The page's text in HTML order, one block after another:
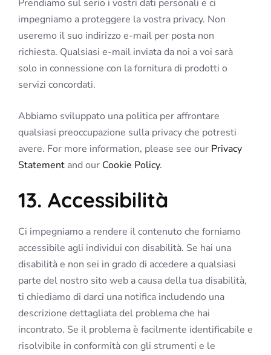
Prendiamo sul serio i vostri dati personali e ci
impegniamo a proteggere la vostra privacy. Non
useremo il suo indirizzo e-mail per posta non
richiesta. Qualsiasi e-mail inviata da noi a voi sarà
solo in connessione con la fornitura di prodotti o
servizi concordati.
Abbiamo sviluppato una politica per affrontare
qualsiasi preoccupazione sulla privacy che potresti
avere. For more information, please see our Privacy
Statement and our Cookie Policy.
13. Accessibilità
Ci impegniamo a rendere il contenuto che forniamo
accessibile agli individui con disabilità. Se hai una
disabilità e non sei in grado di accedere a qualsiasi
parte del nostro sito web a causa della tua disabilità,
ti chiediamo di darci una notifica includendo una
descrizione dettagliata del problema che hai
incontrato. Se il problema è facilmente identificabile e
risolvibile in conformità con gli strumenti e le